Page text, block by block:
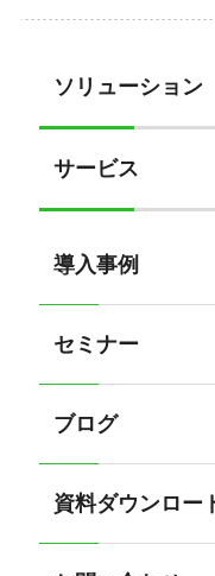
ソリューション
サービス
導入事例
セミナー
ブログ
資料ダウンロー